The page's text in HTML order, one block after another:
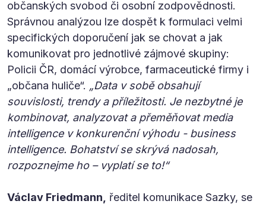
občanských svobod či osobní zodpovědnosti.
Správnou analýzou lze dospět k formulaci velmi
specifických doporučení jak se chovat a jak
komunikovat pro jednotlivé zájmové skupiny:
Policii ČR, domácí výrobce, farmaceutické firmy i
„občana huliče“. „Data v sobě obsahují
souvislosti, trendy a příležitosti. Je nezbytné je
kombinovat, analyzovat a přeměňovat media
intelligence v konkurenční výhodu - business
intelligence. Bohatství se skrývá nadosah,
rozpoznejme ho – vyplatí se to!“
Václav Friedmann,
ředitel komunikace Sazky, se